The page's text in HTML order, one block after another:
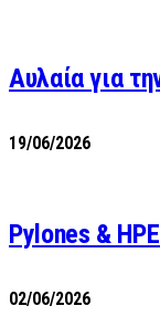
Αυλαία για
19/06/2026
Pylones &
02/06/2026